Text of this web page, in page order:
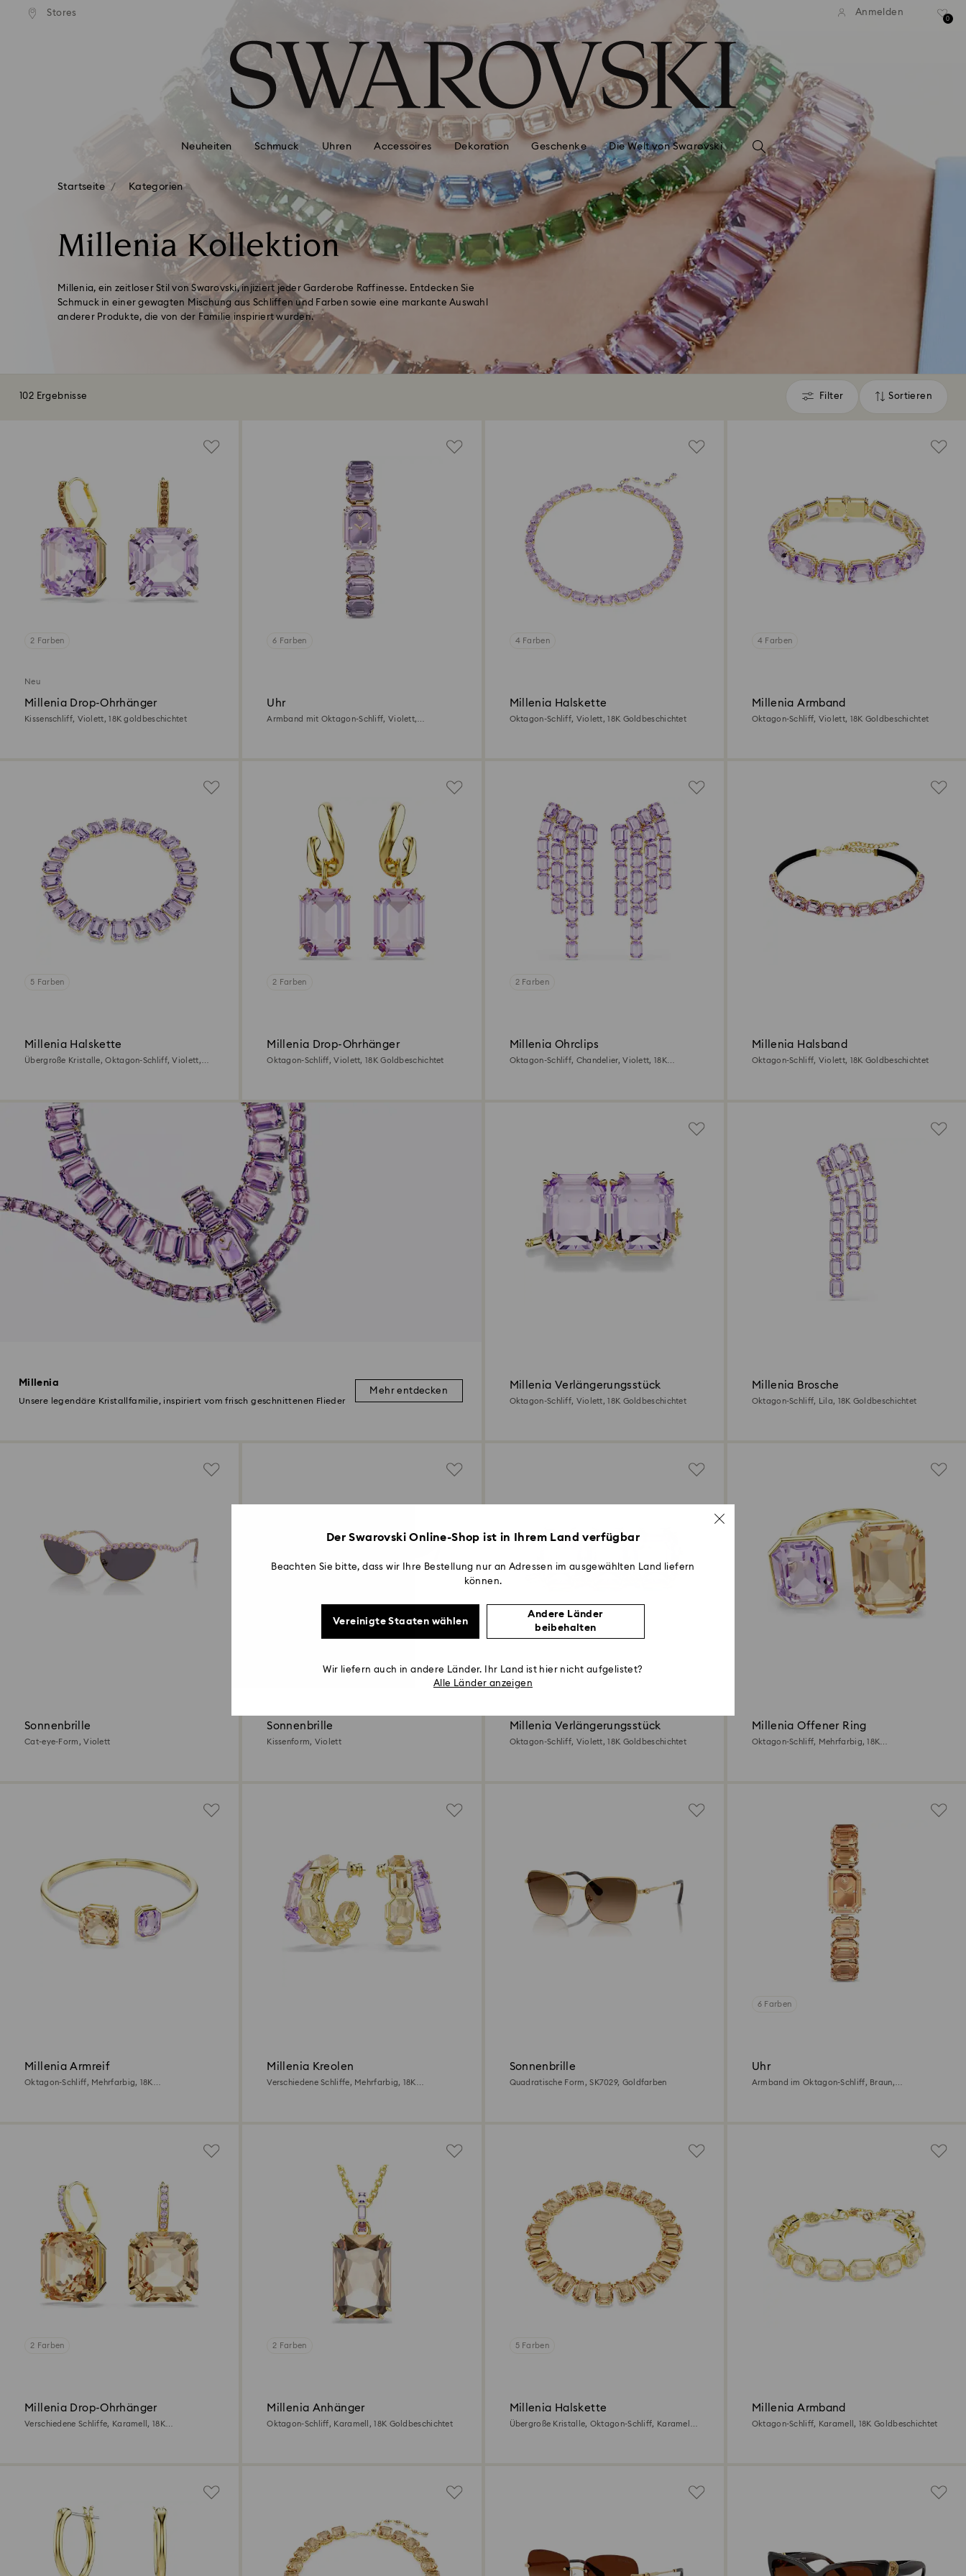
Liste Tastaturkürzel
Stores Anmelden
0
Neuheiten Schmuck Uhren Accessoires Dekoration Geschenke Die Welt von Swarovski
Startseite Kategorien
Millenia Kollektion
Millenia, ein zeitloser Stil von Swarovski, injiziert jeder Garderobe Raffinesse. Entdecken Sie
Schmuck in einer gewagten Mischung aus Schliffen und Farben sowie eine markante Auswahl
anderer Produkte, die von der Familie inspiriert wurden.
102 Ergebnisse Filter
Filter Sortieren
Sortieren
Millenia
Unsere legendäre Kristallfamilie, inspiriert vom frisch geschnittenen Flieder
Mehr entdecken
2 Farben
Neu
Millenia Drop-Ohrhänger
Kissenschliff, Violett, 18K goldbeschichtet
6 Farben
Uhr
Armband mit Oktagon-Schliff, Violett,
4 Farben
Millenia Halskette
Oktagon-Schliff, Violett, 18K Goldbeschichtet
4 Farben
Millenia Armband
Oktagon-Schliff, Violett, 18K Goldbeschichtet
5 Farben
Millenia Halskette
Übergroße Kristalle, Oktagon-Schliff, Violett,
2 Farben
Millenia Drop-Ohrhänger
Oktagon-Schliff, Violett, 18K Goldbeschichtet
2 Farben
Millenia Ohrclips
Oktagon-Schliff, Chandelier, Violett, 18K
Millenia Halsband
Oktagon-Schliff, Violett, 18K Goldbeschichtet
Millenia Verlängerungsstück
Oktagon-Schliff, Violett, 18K Goldbeschichtet
Millenia Brosche
Oktagon-Schliff, Lila, 18K Goldbeschichtet
Sonnenbrille
Cat-eye-Form, Violett
Sonnenbrille
Kissenform, Violett
Millenia Verlängerungsstück
Oktagon-Schliff, Violett, 18K Goldbeschichtet
Millenia Offener Ring
Oktagon-Schliff, Mehrfarbig, 18K
Millenia Armreif
Oktagon-Schliff, Mehrfarbig, 18K
Millenia Kreolen
Verschiedene Schliffe, Mehrfarbig, 18K
Sonnenbrille
Quadratische Form, SK7029, Goldfarben
6 Farben
Uhr
Armband im Oktagon-Schliff, Braun,
2 Farben
Millenia Drop-Ohrhänger
Verschiedene Schliffe, Karamell, 18K
2 Farben
Millenia Anhänger
Oktagon-Schliff, Karamell, 18K Goldbeschichtet
5 Farben
Millenia Halskette
Übergroße Kristalle, Oktagon-Schliff, Karamell,
Millenia Armband
Oktagon-Schliff, Karamell, 18K Goldbeschichtet
Der Swarovski Online-Shop ist in Ihrem Land verfügbar
Beachten Sie bitte, dass wir Ihre Bestellung nur an Adressen im ausgewählten Land liefern
können.
Vereinigte Staaten wählen
Andere Länder
beibehalten
Wir liefern auch in andere Länder. Ihr Land ist hier nicht aufgelistet?
Alle Länder anzeigen